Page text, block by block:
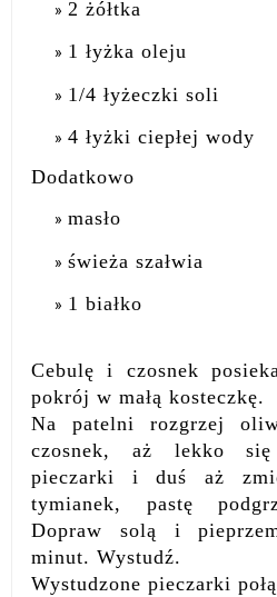
2 żółtka
1 łyżka oleju
1/4 łyżeczki soli
4 łyżki ciepłej wody
Dodatkowo
masło
świeża szałwia
1 białko
Cebulę i czosnek
pokrój w małą kosteczkę.
Na patelni rozgrzej
czosnek, aż lekko
pieczarki i duś aż
tymianek, pastę
Dopraw solą i
minut. Wystudź.
Wystudzone pieczarki